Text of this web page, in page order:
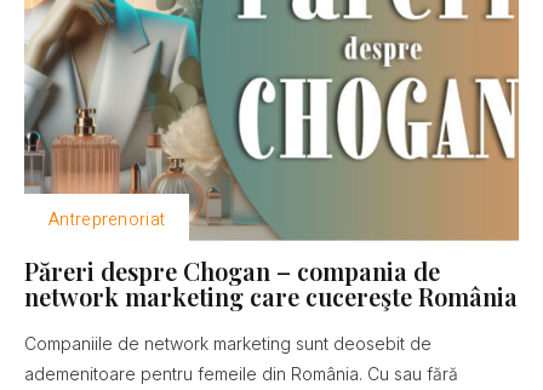
Antreprenoriat
Păreri despre Chogan – compania de
network marketing care cucereşte România
Companiile de network marketing sunt deosebit de
ademenitoare pentru femeile din România. Cu sau fără